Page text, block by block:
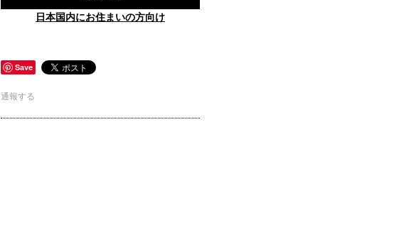
日本国内にお住まいの方向け
Save
通報する